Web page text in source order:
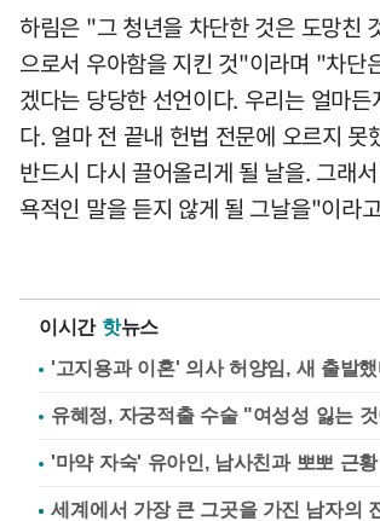
하림은 "그 청년을 차단한 것은 도망친
으로서 우아함을 지킨 것"이라며 "차단
겠다는 당당한 선언이다. 우리는 얼마든
다. 얼마 전 끝내 헌법 전문에 오르지 못
반드시 다시 끌어올리게 될 날을. 그래
욕적인 말을 듣지 않게 될 그날을"이라
이시간 핫뉴스
'고지용과 이혼' 의사 허양임, 새 출발
유혜정, 자궁적출 수술 "여성성 잃는
'마약 자숙' 유아인, 남사친과 뽀뽀 근황